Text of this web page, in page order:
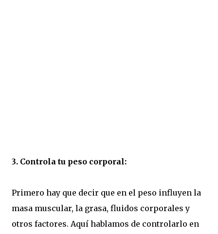
3. Controla tu peso corporal:
Primero hay que decir que en el peso influyen la
masa muscular, la grasa, fluidos corporales y
otros factores. Aquí hablamos de controlarlo en